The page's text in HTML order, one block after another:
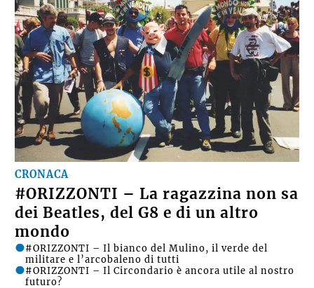
CRONACA
#ORIZZONTI – La ragazzina non sa
dei Beatles, del G8 e di un altro
mondo
#ORIZZONTI – Il bianco del Mulino, il verde del
militare e l’arcobaleno di tutti
#ORIZZONTI – Il Circondario è ancora utile al nostro
futuro?